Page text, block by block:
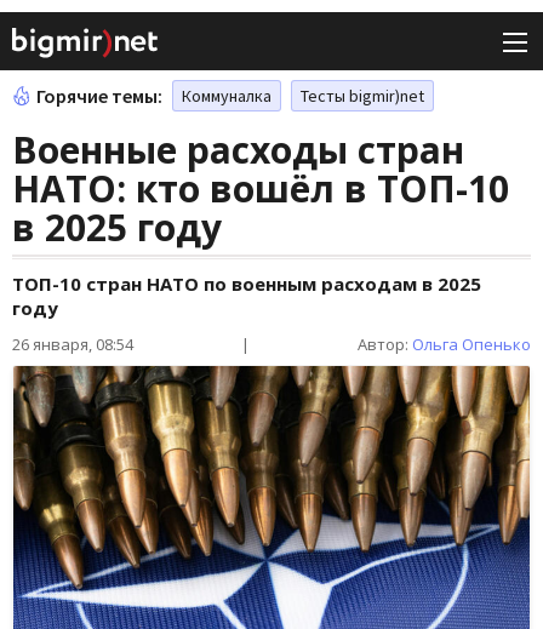
Горячие темы: Коммуналка Тесты bigmir)net
Военные расходы стран
НАТО: кто вошёл в ТОП-10
в 2025 году
ТОП-10 стран НАТО по военным расходам в 2025
году
26 января, 08:54 | Автор: Ольга Опенько